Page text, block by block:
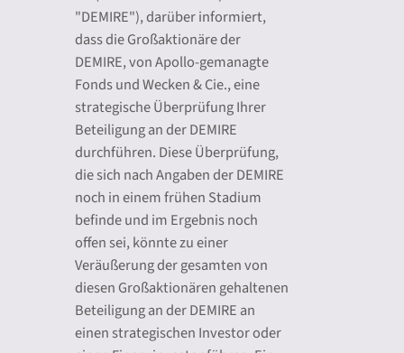
"DEMIRE"), darüber informiert,
dass die Großaktionäre der
DEMIRE, von Apollo-gemanagte
Fonds und Wecken & Cie., eine
strategische Überprüfung Ihrer
Beteiligung an der DEMIRE
durchführen. Diese Überprüfung,
die sich nach Angaben der DEMIRE
noch in einem frühen Stadium
befinde und im Ergebnis noch
offen sei, könnte zu einer
Veräußerung der gesamten von
diesen Großaktionären gehaltenen
Beteiligung an der DEMIRE an
einen strategischen Investor oder